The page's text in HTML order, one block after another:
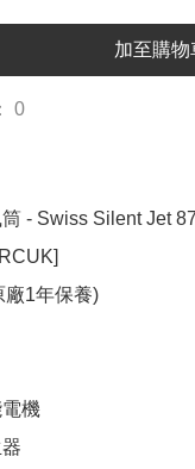
加至購物
0
- Swiss Silent Jet
廠1年保養)
機